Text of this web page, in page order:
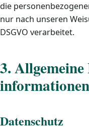
die
nur nach unseren
DSGVO verarbeitet.
3.
informationen
Datenschutz